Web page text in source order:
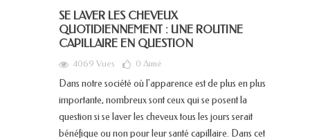
SE LAVER LES CHEVEUX
QUOTIDIENNEMENT : UNE ROUTINE
CAPILLAIRE EN QUESTION
4069 Vues 0 Aimé
Dans notre société où l'apparence est de plus en plus
importante, nombreux sont ceux qui se posent la
question si se laver les cheveux tous les jours serait
bénéfique ou non pour leur santé capillaire. Dans cet